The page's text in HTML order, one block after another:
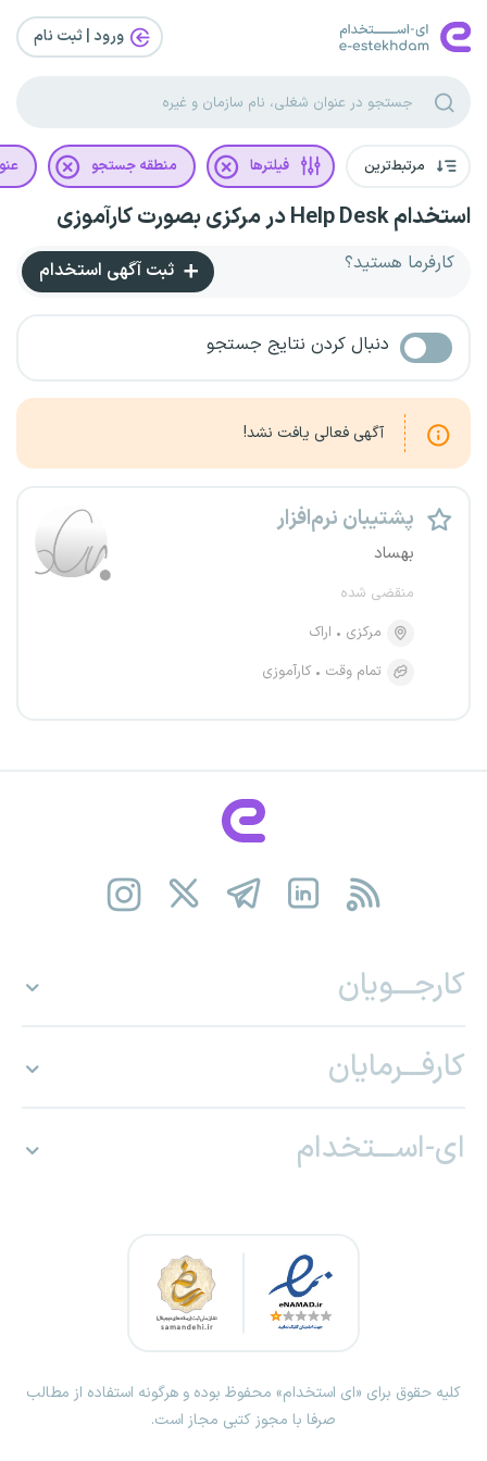
ورود | ثبت‌ نام
مرتبط‌ترین فیلترها منطقه جستجو
استخدام Help Desk در مرکزی بصورت کارآموزی
کارفرما هستید؟ ثبت آگهی استخدام
دنبال کردن نتایج جستجو
آگهی فعالی یافت نشد!
پشتیبان نرم‌افزار
بهساد
منقضی شده
مرکزی
اراک
تمام وقت
کارآموزی
کارجـــویان
کارفـــرمایان
ای-اســـتخدام
کلیه حقوق برای «ای استخدام» محفوظ بوده و هرگونه استفاده از مطالب
صرفا با مجوز کتبی مجاز است.